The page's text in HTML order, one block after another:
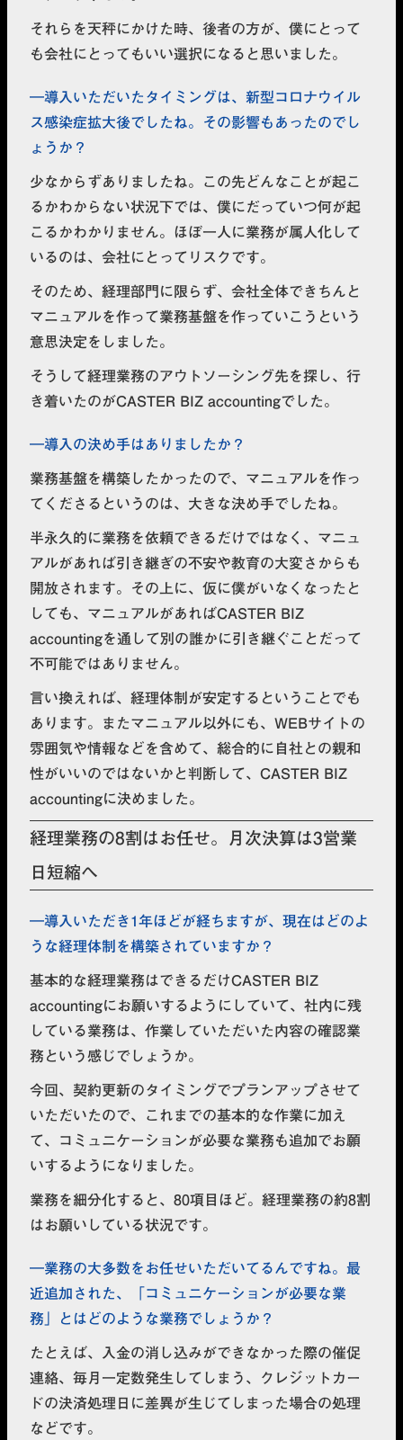
それらを天秤にかけた時、後者の方が、僕にとって
も会社にとってもいい選択になると思いました。
導入いただいたタイミングは、新型コロナウイル
ス感染症拡大後でしたね。その影響もあったのでし
ょうか？
少なからずありましたね。この先どんなことが起こ
るかわからない状況下では、僕にだっていつ何が起
こるかわかりません。ほぼ一人に業務が属人化して
いるのは、会社にとってリスクです。
そのため、経理部門に限らず、会社全体できちんと
マニュアルを作って業務基盤を作っていこうという
意思決定をしました。
そうして経理業務のアウトソーシング先を探し、行
き着いたのがCASTER BIZ accountingでした。
導入の決め手はありましたか？
業務基盤を構築したかったので、マニュアルを作っ
てくださるというのは、大きな決め手でしたね。
半永久的に業務を依頼できるだけではなく、マニュ
アルがあれば引き継ぎの不安や教育の大変さからも
開放されます。その上に、仮に僕がいなくなったと
しても、マニュアルがあればCASTER BIZ
accountingを通して別の誰かに引き継ぐことだって
不可能ではありません。
言い換えれば、経理体制が安定するということでも
あります。またマニュアル以外にも、WEBサイトの
雰囲気や情報などを含めて、総合的に自社との親和
性がいいのではないかと判断して、CASTER BIZ
accountingに決めました。
経理業務の8割はお任せ。月次決算は3営業
日短縮へ
導入いただき1年ほどが経ちますが、現在はどのよ
うな経理体制を構築されていますか？
基本的な経理業務はできるだけCASTER BIZ
accountingにお願いするようにしていて、社内に残
している業務は、作業していただいた内容の確認業
務という感じでしょうか。
今回、契約更新のタイミングでプランアップさせて
いただいたので、これまでの基本的な作業に加え
て、コミュニケーションが必要な業務も追加でお願
いするようになりました。
業務を細分化すると、80項目ほど。経理業務の約8割
はお願いしている状況です。
業務の大多数をお任せいただいてるんですね。最
近追加された、「コミュニケーションが必要な業
務」とはどのような業務でしょうか？
たとえば、入金の消し込みができなかった際の催促
連絡、毎月一定数発生してしまう、クレジットカー
ドの決済処理日に差異が生じてしまった場合の処理
などです。